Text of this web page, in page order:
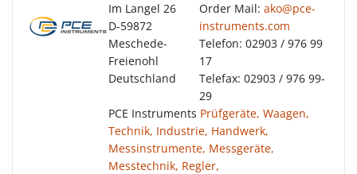
Im Langel 26
D-59872
Meschede-
Freienohl
Deutschland
Order Mail: ako@pce-
instruments.com
Telefon: 02903 / 976 99
17
Telefax: 02903 / 976 99-
29
PCE Instruments Prüfgeräte, Waagen,
Technik, Industrie, Handwerk,
Messinstrumente, Messgeräte,
Messtechnik, Regler,